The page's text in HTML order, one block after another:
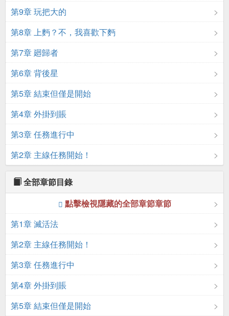
第9章 玩把大的
第8章 上麪？不，我喜歡下麪
第7章 廻歸者
第6章 背後星
第5章 結束但僅是開始
第4章 外掛到賬
第3章 任務進行中
第2章 主線任務開始！
全部章節目錄
點擊檢視隱藏的全部章節章節
第1章 滅活法
第2章 主線任務開始！
第3章 任務進行中
第4章 外掛到賬
第5章 結束但僅是開始